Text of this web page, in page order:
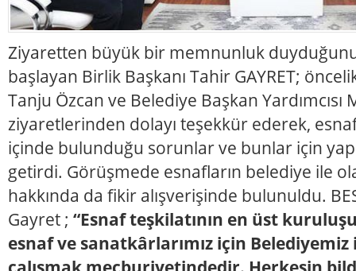
Ziyaretten büyük bir memnunluk
başlayan Birlik Başkanı Tahir GAYRET;
Tanju Özcan ve Belediye Başkan Yardımcısı
ziyaretlerinden dolayı teşekkür ederek,
içinde bulunduğu sorunlar ve bunlar için
getirdi. Görüşmede esnafların belediye ile
hakkında da fikir alışverişinde bulunuldu.
Gayret ; “Esnaf teşkilatının en üst
esnaf ve sanatkârlarımız için